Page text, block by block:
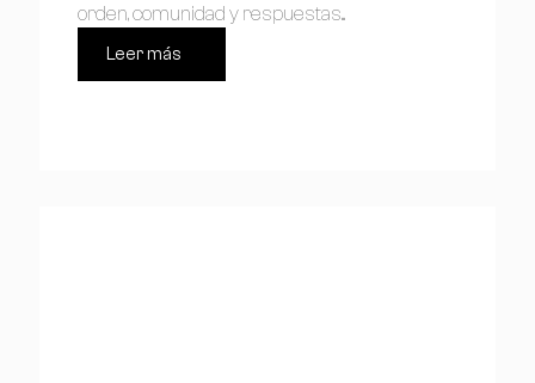
orden, comunidad y respuestas...
Leer más